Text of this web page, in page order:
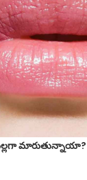
మారుతున్నాయా?